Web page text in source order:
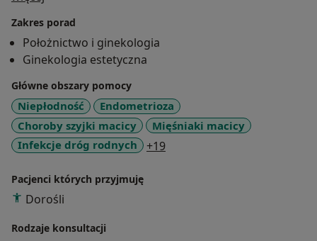
Patologii Ciąży, Bloku Porodowego, Położnictwa i
Ginekologii Onkologicznej, gdzie realizowałem
szkolenie specjalizacyjne. Aktualnie większość
zabiegów przeprowadzam w placówce Hygge Clinic, w
której prowadzę również konsultacje 5 dni w tygodniu.
Wyposażenie sali zabiegowej tej placówki pozwala na
przeprowadzanie kolposkopii z biopsją, LEEP,
usuwania zmian z okolicy pochwy i sromu, zabiegów
wyłyżeczkowania jamy i kanału szyjki macicy,
implantacji antykoncepcyjnych systemów
wewnątrzmacicznych, labioplastyki, hymenoplastyki,
leczenie pochwicy toksyną botulinową, marsupializacji
torbieli gruczołu Bartholiniego, a także wszelkich
Zakres porad
Położnictwo i ginekologia
Ginekologia estetyczna
Główne obszary pomocy
Niepłodność
Endometrioza
Choroby szyjki macicy
Mięśniaki macicy
Infekcje dróg rodnych
+19a11y_sr_more_diseases
Pacjenci których przyjmuję
Dorośli
Rodzaje konsultacji